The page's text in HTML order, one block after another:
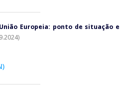
Europeia: ponto de situação e